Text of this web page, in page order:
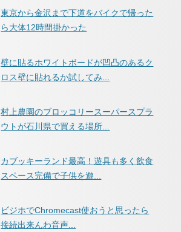
東京から金沢まで下道をバイクで帰った
ら大体12時間掛かった
壁に貼るホワイトボードが凹凸のあるク
ロス壁に貼れるか試してみ...
村上農園のブロッコリースーパースプラ
ウトが石川県で買える場所...
カブッキーランド最高！遊具も多く飲食
スペース完備で子供を遊...
ビジホでChromecast使おうと思ったら
接続出来んわ音声...